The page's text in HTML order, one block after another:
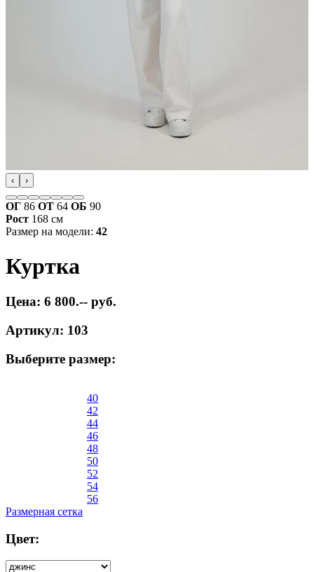
‹ ›
ОГ 86 ОТ 64 ОБ 90
Рост 168 см
Размер на модели: 42
Куртка
Цена: 6 800.-- руб.
Артикул: 103
Выберите размер:
40
42
44
46
48
50
52
54
56
Размерная сетка
Цвет: